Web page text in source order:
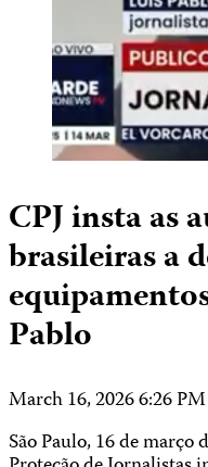
CPJ insta as
brasileiras a
Pablo
March 16, 2026 6:26
São Paulo, 16 de